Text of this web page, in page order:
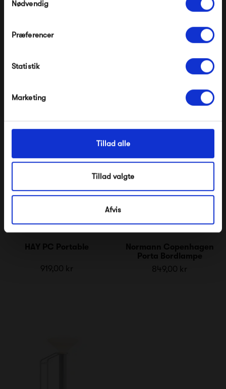
Nødvendig
Præferencer
Statistik
Marketing
Tillad alle
Tillad valgte
Afvis
&Tradition Flowerpot VP9
New Works Kizu Portable
Table Lamp
919,00 kr
Porta Bordlampe
849,00 kr
*Ved at tilmelde dig accepterer du at modtage e-